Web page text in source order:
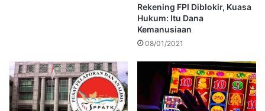
Rekening FPI Diblokir, Kuasa
Hukum: Itu Dana
Kemanusiaan
08/01/2021